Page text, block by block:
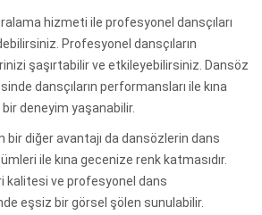
hizmeti ile profesyonel dansçıları
Profesyonel dansçıların
şaşırtabilir ve etkileyebilirsiniz. Dansöz
dansçıların performansları ile kına
deneyim yaşanabilir.
bir diğer avantajı da dansözlerin dans
ile kına gecenize renk katmasıdır.
kalitesi ve profesyonel dans
eşsiz bir görsel şölen sunulabilir.